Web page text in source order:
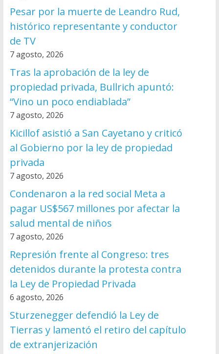
Pesar por la muerte de Leandro Rud,
histórico representante y conductor
de TV
7 agosto, 2026
Tras la aprobación de la ley de
propiedad privada, Bullrich apuntó:
“Vino un poco endiablada”
7 agosto, 2026
Kicillof asistió a San Cayetano y criticó
al Gobierno por la ley de propiedad
privada
7 agosto, 2026
Condenaron a la red social Meta a
pagar US$567 millones por afectar la
salud mental de niños
7 agosto, 2026
Represión frente al Congreso: tres
detenidos durante la protesta contra
la Ley de Propiedad Privada
6 agosto, 2026
Sturzenegger defendió la Ley de
Tierras y lamentó el retiro del capítulo
de extranjerización